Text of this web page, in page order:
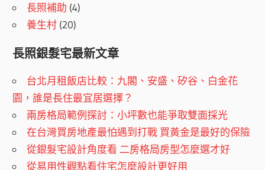
長照補助 (4)
養生村 (20)
長照銀髮宅最新文章
台北月租飯店比較：九閣、安盛、矽谷、白金花
園，誰是長住最宜居選擇？
兩房格局範例探討：小坪數也能爭取雙面採光
在台灣買房地產最怕遇到打戰 買黃金是最好的保險
從銀髮宅設計角度看 二房格局房型怎麼選才好
從易用性觀點看住宅怎麼設計更好用